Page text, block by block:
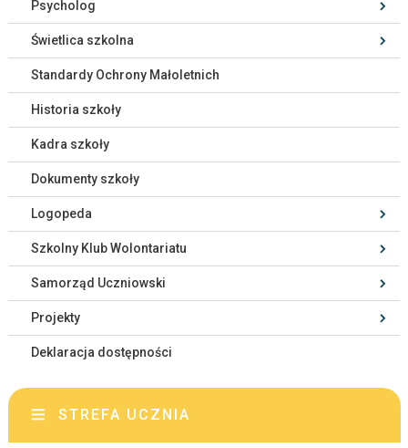
Psycholog
Świetlica szkolna
Standardy Ochrony Małoletnich
Historia szkoły
Kadra szkoły
Dokumenty szkoły
Logopeda
Szkolny Klub Wolontariatu
Samorząd Uczniowski
Projekty
Deklaracja dostępności
STREFA UCZNIA